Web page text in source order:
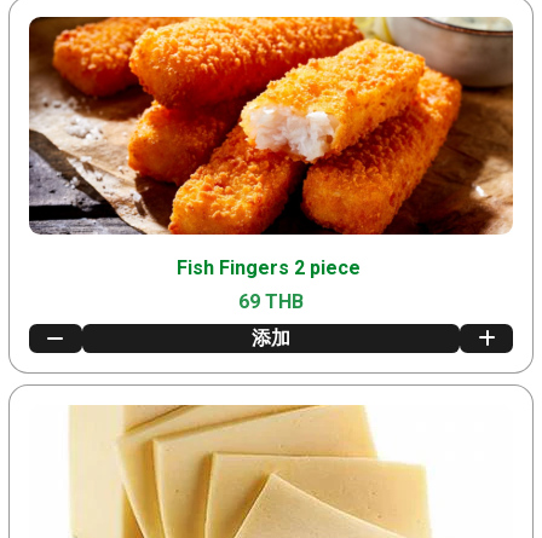
Fish Fingers 2 piece
69 THB
添加